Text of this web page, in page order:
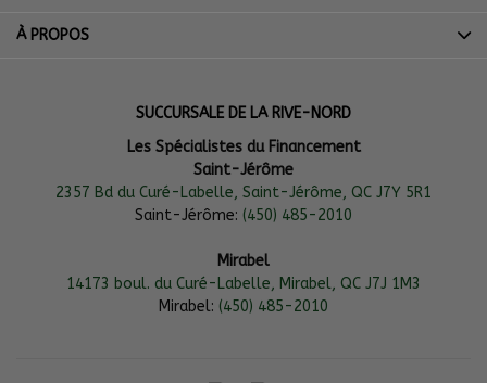
SUCCURSALE DE LA RIVE-NORD
Les Spécialistes du Financement
Saint-Jérôme
2357 Bd du Curé-Labelle, Saint-Jérôme, QC J7Y 5R1
Saint-Jérôme: (450) 485-2010
Mirabel
14173 boul. du Curé-Labelle, Mirabel, QC J7J 1M3
Mirabel: (450) 485-2010
À PROPOS